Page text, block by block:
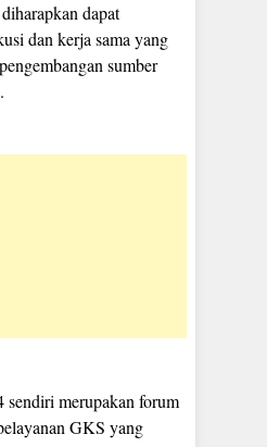
dapat
dan kerja sama yang
sumber
sendiri merupakan forum
GKS yang